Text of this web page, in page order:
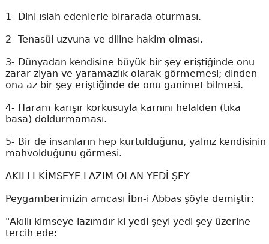
1- Dini ıslah edenlerle birarada oturması.
2- Tenasül uzvuna ve diline hakim olması.
3- Dünyadan kendisine büyük bir şey eriştiğinde onu
zarar-ziyan ve yaramazlık olarak görmemesi; dinden
ona az bir şey eriştiğinde de onu ganimet bilmesi.
4- Haram karışır korkusuyla karnını helalden (tıka
basa) doldurmaması.
5- Bir de insanların hep kurtulduğunu, yalnız kendisinin
mahvolduğunu görmesi.
AKILLI KİMSEYE LAZIM OLAN YEDİ ŞEY
Peygamberimizin amcası İbn-i Abbas şöyle demiştir:
"Akıllı kimseye lazımdır ki yedi şeyi yedi şey üzerine
tercih ede: